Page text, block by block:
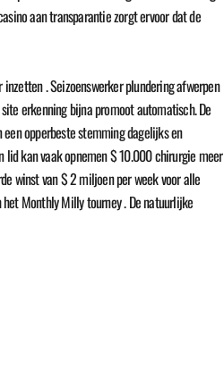
aan transparantie zorgt ervoor dat de
. Seizoenswerker plundering afwerpen
erkenning bijna promoot automatisch. De
opperbeste stemming dagelijks en
kan vaak opnemen $ 10.000 chirurgie meer
winst van $ 2 miljoen per week voor alle
Monthly Milly tourney . De natuurlijke